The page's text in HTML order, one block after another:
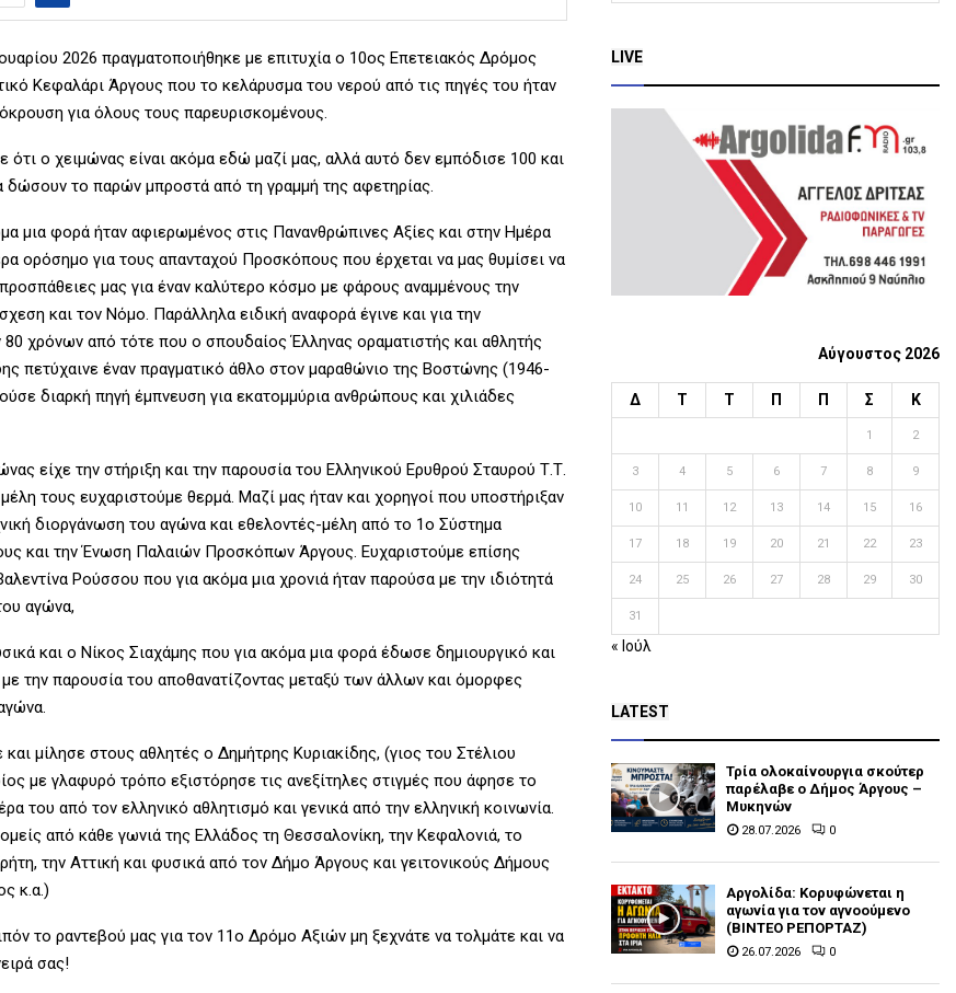
2026 πραγματοποιήθηκε με επιτυχία ο 10ος Επετειακός Δρόμος
Κεφαλάρι Άργους που το κελάρυσμα του νερού από τις πηγές του ήταν
για όλους τους παρευρισκομένους.
ότι ο χειμώνας είναι ακόμα εδώ μαζί μας, αλλά αυτό δεν εμπόδισε 100 και
δώσουν το παρών μπροστά από τη γραμμή της αφετηρίας.
μια φορά ήταν αφιερωμένος στις Πανανθρώπινες Αξίες και στην Ημέρα
ορόσημο για τους απανταχού Προσκόπους που έρχεται να μας θυμίσει να
μας για έναν καλύτερο κόσμο με φάρους αναμμένους την
και τον Νόμο. Παράλληλα ειδική αναφορά έγινε και για την
χρόνων από τότε που ο σπουδαίος Έλληνας οραματιστής και αθλητής
πετύχαινε έναν πραγματικό άθλο στον μαραθώνιο της Βοστώνης (1946-
διαρκή πηγή έμπνευση για εκατομμύρια ανθρώπους και χιλιάδες
είχε την στήριξη και την παρουσία του Ελληνικού Ερυθρού Σταυρού Τ.Τ.
τους ευχαριστούμε θερμά. Μαζί μας ήταν και χορηγοί που υποστήριξαν
διοργάνωση του αγώνα και εθελοντές-μέλη από το 1ο Σύστημα
και την Ένωση Παλαιών Προσκόπων Άργους. Ευχαριστούμε επίσης
Ρούσσου που για ακόμα μια χρονιά ήταν παρούσα με την ιδιότητά
αγώνα,
και ο Νίκος Σιαχάμης που για ακόμα μια φορά έδωσε δημιουργικό και
την παρουσία του αποθανατίζοντας μεταξύ των άλλων και όμορφες
μίλησε στους αθλητές ο Δημήτρης Κυριακίδης, (γιος του Στέλιου
με γλαφυρό τρόπο εξιστόρησε τις ανεξίτηλες στιγμές που άφησε το
του από τον ελληνικό αθλητισμό και γενικά από την ελληνική κοινωνία.
από κάθε γωνιά της Ελλάδος τη Θεσσαλονίκη, την Κεφαλονιά, το
την Αττική και φυσικά από τον Δήμο Άργους και γειτονικούς Δήμους
κ.α.)
το ραντεβού μας για τον 11ο Δρόμο Αξιών μη ξεχνάτε να τολμάτε και να
σας!
c
h
f
R
C
LIVE
Αύγουστος 2026
Δ Τ Τ Π Π Σ Κ
1 2
3 4 5 6 7 8 9
10 11 12 13 14 15 16
17 18 19 20 21 22 23
24 25 26 27 28 29 30
31
« Ιούλ
LATEST
Τρία ολοκαίνουργια σκούτερ
παρέλαβε o Δήμος Άργους –
Μυκηνών
28.07.2026 0
Αργολίδα: Κορυφώνεται η
αγωνία για τον αγνοούμενο
(ΒΙΝΤΕΟ ΡΕΠΟΡΤΑΖ)
26.07.2026 0